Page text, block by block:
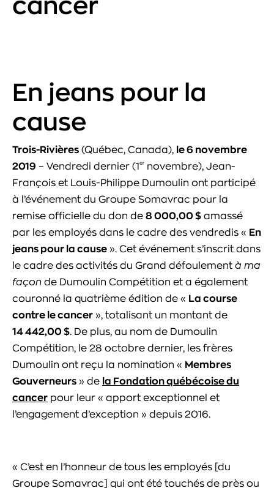
cancer
En jeans pour la
cause
Trois-Rivières (Québec, Canada), le 6 novembre
2019 – Vendredi dernier (1 er
novembre), Jean-
François et Louis-Philippe Dumoulin ont participé
à l’événement du Groupe Somavrac pour la
remise officielle du don de 8 000,00 $ amassé
par les employés dans le cadre des vendredis « En
jeans pour la cause ». Cet événement s’inscrit dans
le cadre des activités du Grand défoulement à ma
façon de Dumoulin Compétition et a également
couronné la quatrième édition de « La course
contre le cancer », totalisant un montant de
14 442,00 $. De plus, au nom de Dumoulin
Compétition, le 28 octobre dernier, les frères
Dumoulin ont reçu la nomination « Membres
Gouverneurs » de la Fondation québécoise du
cancer pour leur « apport exceptionnel et
l’engagement d’exception » depuis 2016.
« C’est en l’honneur de tous les employés [du
Groupe Somavrac] qui ont été touchés de près ou